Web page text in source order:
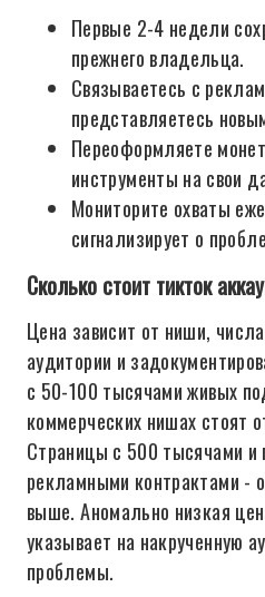
Первые 2-4 недели
прежнего владельца.
Связываетесь с
представляетесь
Переоформляете
инструменты на свои
Мониторите охваты
сигнализирует о
Сколько стоит тикток
Цена зависит от ниши,
аудитории и
с 50-100 тысячами живых
коммерческих нишах стоят
Страницы с 500 тысячами
рекламными контрактами -
выше. Аномально низкая
указывает на накрученную
проблемы.